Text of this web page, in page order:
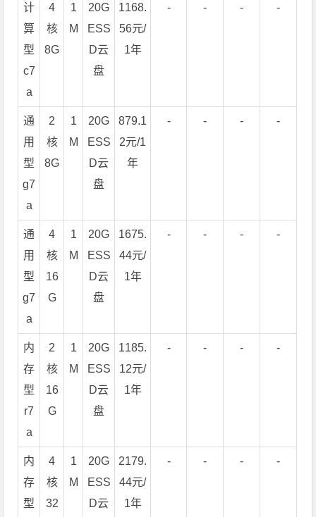
计
算
型
c7
a
4
核
8G
1
M
20G
ESS
D云
盘
1168.
56元/
1年
- - - -
通
用
型
g7
a
2
核
8G
1
M
20G
ESS
D云
盘
879.1
2元/1
年
- - - -
通
用
型
g7
a
4
核
16
G
1
M
20G
ESS
D云
盘
1675.
44元/
1年
- - - -
内
存
型
r7
a
2
核
16
G
1
M
20G
ESS
D云
盘
1185.
12元/
1年
- - - -
内
存
型
4
核
32
1
M
20G
ESS
D云
2179.
44元/
1年
- - - -